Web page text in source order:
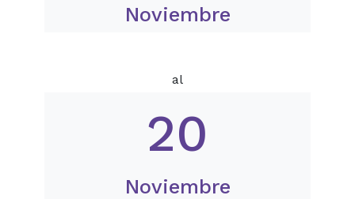
Noviembre
al
20
Noviembre